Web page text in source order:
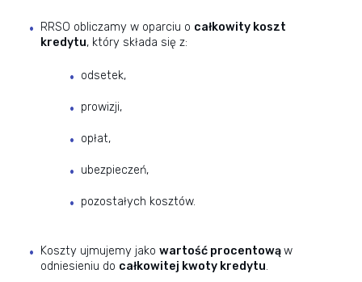
RRSO obliczamy w oparciu o całkowity koszt
kredytu, który składa się z:
odsetek,
prowizji,
opłat,
ubezpieczeń,
pozostałych kosztów.
Koszty ujmujemy jako wartość procentowąw
odniesieniu do całkowitej kwoty kredytu.